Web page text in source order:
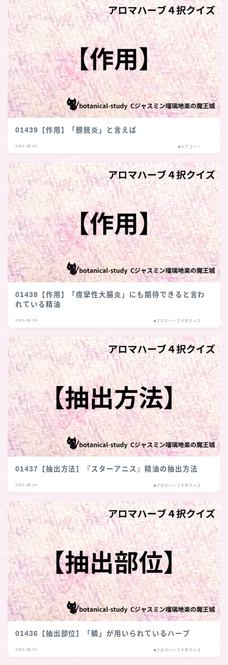
01439【作用】「膀胱炎」と言えば
2026.08.06 ■カテゴリー
01438【作用】「痙攣性大腸炎」にも期待できると言わ
れている精油
2026.08.05 ■アロマハーブ４択クイズ
01437【抽出方法】『スターアニス』精油の抽出方法
2026.08.04 ■アロマハーブ４択クイズ
01436【抽出部位】「鱗」が用いられているハーブ
2026.08.03 ■アロマハーブ４択クイズ